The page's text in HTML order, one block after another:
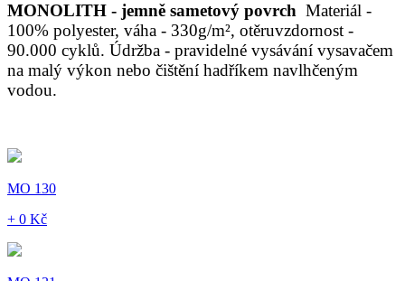
MONOLITH - jemně sametový povrch Materiál -
100% polyester, váha - 330g/m², otěruvzdornost -
90.000 cyklů. Údržba - pravidelné vysávání vysavačem
na malý výkon nebo čištění hadříkem navlhčeným
vodou.
MO 130
+ 0 Kč